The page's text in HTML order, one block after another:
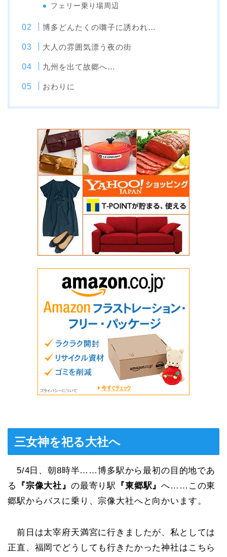
フェリー乗り場周辺
博多どんたくの囃子に誘われ…
大人の雰囲気漂う夜の街
九州を出て故郷へ…
おわりに
三女神を祀る大社へ
5/4日、朝8時半……博多駅から最初の目的地であ
る
『宗像大社』 の最寄り駅 『東郷駅』へ……この東
郷駅からバスに乗り、宗像大社へと向かいます。
前日は太宰府天満宮に行きましたが、私としては
正直、福岡でどうしても行きたかった神社はこちら